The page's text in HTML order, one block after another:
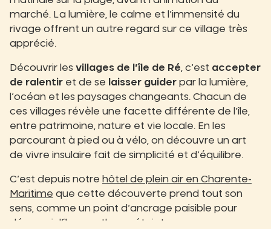
marché. La lumière, le calme et l’immensité du
rivage offrent un autre regard sur ce village très
apprécié.
Découvrir les villages de l’île de Ré , c’est accepter
de ralentir et de se laisser guider par la lumière,
l’océan et les paysages changeants. Chacun de
ces villages révèle une facette différente de l’île,
entre patrimoine, nature et vie locale. En les
parcourant à pied ou à vélo, on découvre un art
de vivre insulaire fait de simplicité et d’équilibre.
C’est depuis notre hôtel de plein air en Charente-
Maritime que cette découverte prend tout son
sens, comme un point d’ancrage paisible pour
découvrir l’île au rythme rétais !